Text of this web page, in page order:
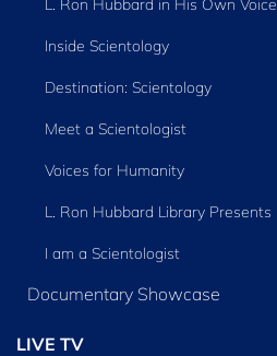
L. Ron Hubbard in His Own Voice
Inside Scientology
Destination: Scientology
Meet a Scientologist
Voices for Humanity
L. Ron Hubbard Library Presents
I am a Scientologist
Documentary Showcase
LIVE TV